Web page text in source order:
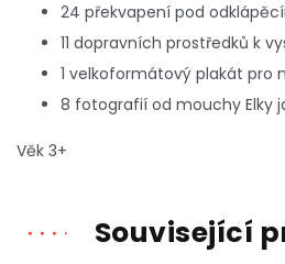
24 překvapení pod
11 dopravních prostředků k
1 velkoformátový plakát pro
8 fotografií od mouchy Elky
Věk 3+
Související